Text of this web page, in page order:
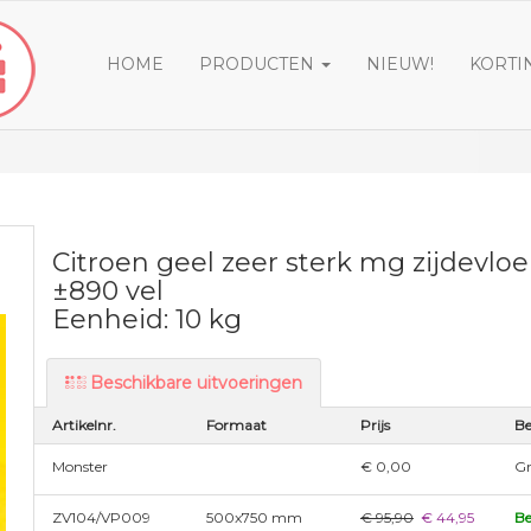
HOME PRODUCTEN NIEUW!
Citroen geel zeer sterk mg
±890 vel
Eenheid: 10 kg
Beschikbare uitvoeringen
Artikelnr. Formaat Prijs
Monster € 0,00
ZV104/VP009 500x750 mm € 95,90 € 44,95